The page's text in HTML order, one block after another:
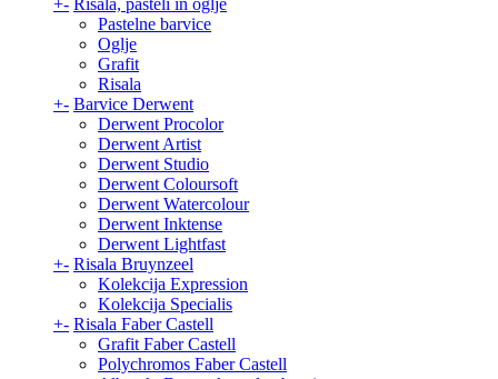
Pastelne barvice
Oglje
Grafit
Risala
+- Barvice Derwent
Derwent Procolor
Derwent Artist
Derwent Studio
Derwent Coloursoft
Derwent Watercolour
Derwent Inktense
Derwent Lightfast
+- Risala Bruynzeel
Kolekcija Expression
Kolekcija Specialis
+- Risala Faber Castell
Grafit Faber Castell
Polychromos Faber Castell